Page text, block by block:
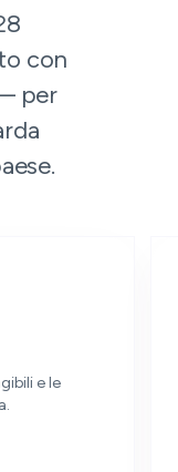
con
per
e le